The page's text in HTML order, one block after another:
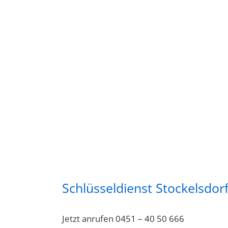
Schlüsseldienst Stockelsdorf
Jetzt anrufen 0451 – 40 50 666